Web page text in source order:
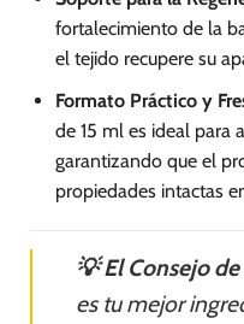
fortalecimiento de la
el tejido recupere su
Formato Práctico y
de 15 ml es ideal para
garantizando que el
propiedades intactas
💡 El Consejo
es tu mejor